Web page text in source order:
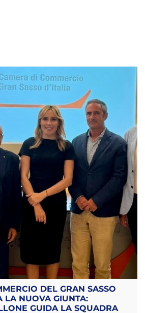
DEL GRAN SASSO
LA NUOVA GIUNTA:
GUIDA LA SQUADRA